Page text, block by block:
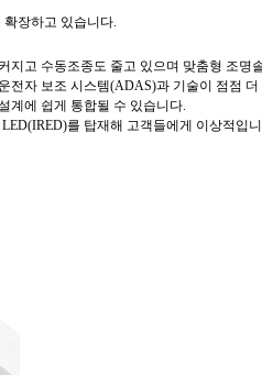
확장하고 있습니다.
고 수동조종도 줄고 있으며 맞춤형 조명
자 보조 시스템(ADAS)과 기술이 점점
계에 쉽게 통합될 수 있습니다.
를 탑재해 고객들에게 이상적입